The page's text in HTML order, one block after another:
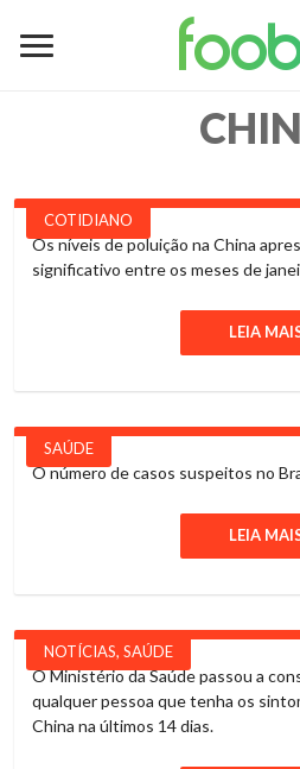
COTIDIANO
Os níveis de poluição na China
significativo entre os meses de
LEIA
SAÚDE
O número de casos suspeitos no
LEIA
NOTÍCIAS,SAÚDE
O Ministério da Saúde passou a
qualquer pessoa que tenha os
China na últimos 14 dias.